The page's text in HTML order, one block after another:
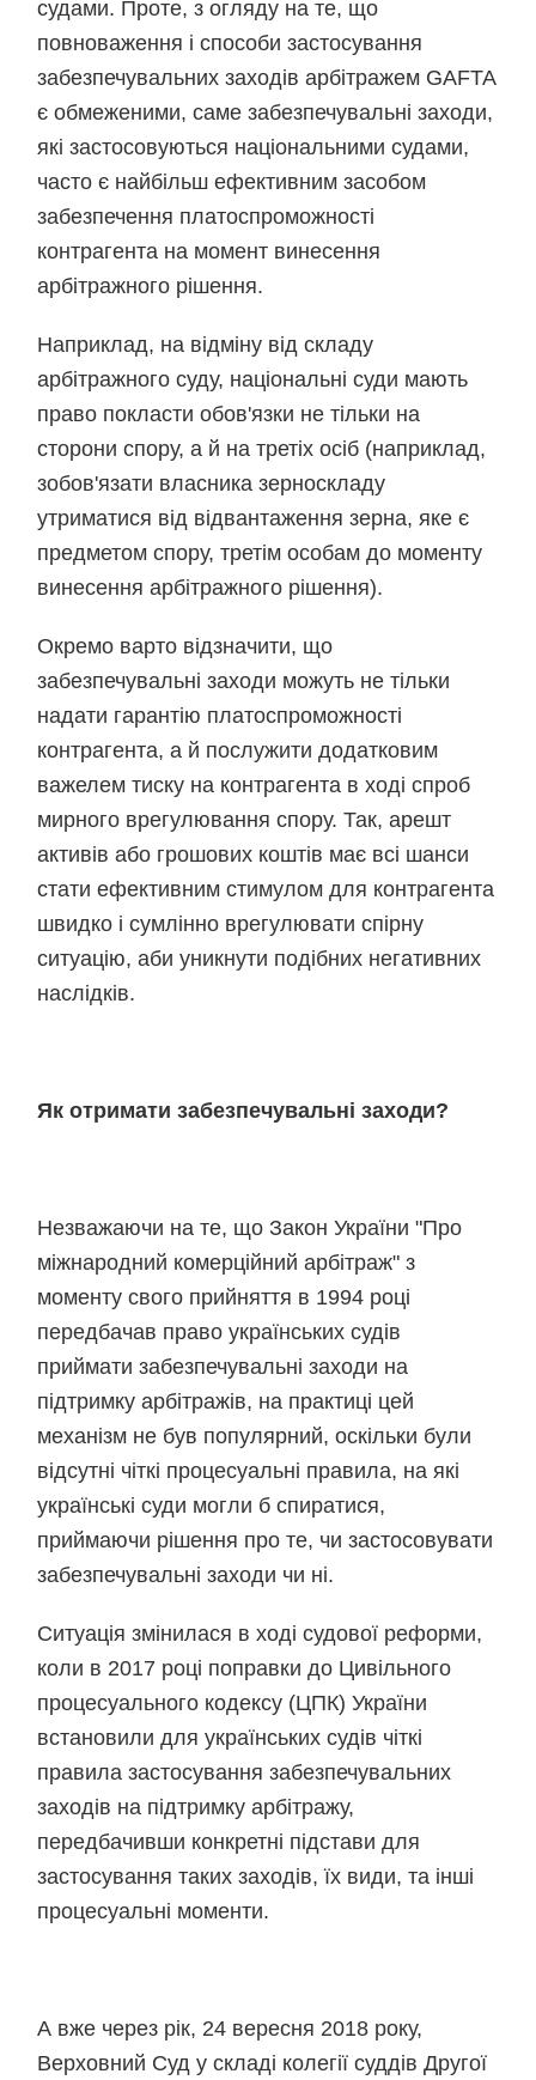
судами. Проте, з огляду на те, що
повноваження і способи застосування
забезпечувальних заходів арбітражем GAFTA
є обмеженими, саме забезпечувальні заходи,
які застосовуються національними судами,
часто є найбільш ефективним засобом
забезпечення платоспроможності
контрагента на момент винесення
арбітражного рішення.
Наприклад, на відміну від складу
арбітражного суду, національні суди мають
право покласти обов'язки не тільки на
сторони спору, а й на третіх осіб (наприклад,
зобов'язати власника зерноскладу
утриматися від відвантаження зерна, яке є
предметом спору, третім особам до моменту
винесення арбітражного рішення).
Окремо варто відзначити, що
забезпечувальні заходи можуть не тільки
надати гарантію платоспроможності
контрагента, а й послужити додатковим
важелем тиску на контрагента в ході спроб
мирного врегулювання спору. Так, арешт
активів або грошових коштів має всі шанси
стати ефективним стимулом для контрагента
швидко і сумлінно врегулювати спірну
ситуацію, аби уникнути подібних негативних
наслідків.
Як отримати забезпечувальні заходи?
Незважаючи на те, що Закон України "Про
міжнародний комерційний арбітраж" з
моменту свого прийняття в 1994 році
передбачав право українських судів
приймати забезпечувальні заходи на
підтримку арбітражів, на практиці цей
механізм не був популярний, оскільки були
відсутні чіткі процесуальні правила, на які
українські суди могли б спиратися,
приймаючи рішення про те, чи застосовувати
забезпечувальні заходи чи ні.
Ситуація змінилася в ході судової реформи,
коли в 2017 році поправки до Цивільного
процесуального кодексу (ЦПК) України
встановили для українських судів чіткі
правила застосування забезпечувальних
заходів на підтримку арбітражу,
передбачивши конкретні підстави для
застосування таких заходів, їх види, та інші
процесуальні моменти.
А вже через рік, 24 вересня 2018 року,
Верховний Суд у складі колегії суддів Другої